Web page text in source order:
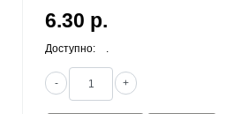
6.30 р.
Доступно:
- +